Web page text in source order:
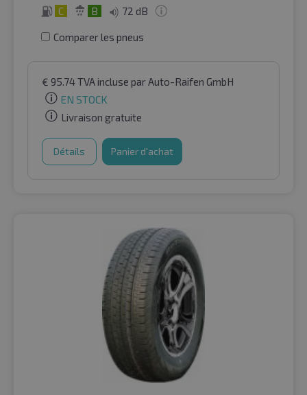
C B 72 dB
Comparer les pneus
€ 95.74TVA incluse par Auto-Raifen GmbH
EN STOCK
Livraison gratuite
Détails Panier d'achat